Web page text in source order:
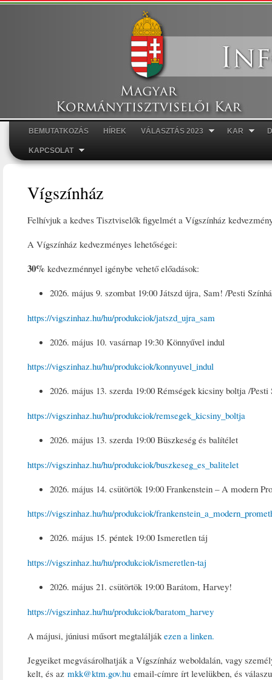
Főmenü
BEMUTATKOZÁS HÍREK VÁLASZTÁS 2023 KAR
KAPCSOLAT
Vígszínház
Felhívjuk a kedves Tisztviselők figyelmét a Vígszínház
A Vígszínház kedvezményes lehetőségei:
30% kedvezménnyel igénybe vehető előadások:
2026. május 9. szombat 19:00 Játszd újra, Sam! /Pesti
https://vigszinhaz.hu/hu/produkciok/jatszd_ujra_sam
2026. május 10. vasárnap 19:30 Könnyűvel indul
https://vigszinhaz.hu/hu/produkciok/konnyuvel_indul
2026. május 13. szerda 19:00 Rémségek kicsiny boltja /Pesti
https://vigszinhaz.hu/hu/produkciok/remsegek_kicsiny_boltja
2026. május 13. szerda 19:00 Büszkeség és balítélet
https://vigszinhaz.hu/hu/produkciok/buszkeseg_es_balitelet
2026. május 14. csütörtök 19:00 Frankenstein – A modern
https://vigszinhaz.hu/hu/produkciok/
2026. május 15. péntek 19:00 Ismeretlen táj
https://vigszinhaz.hu/hu/produkciok/ismeretlen-taj
2026. május 21. csütörtök 19:00 Barátom, Harvey!
https://vigszinhaz.hu/hu/produkciok/baratom_harvey
A májusi, júniusi műsort megtalálják ezen a linken.
Jegyeiket megvásárolhatják a Vígszínház weboldalán, vagy
kelt, és az mkk@ktm.gov.hu email-címre írt levelükben, és